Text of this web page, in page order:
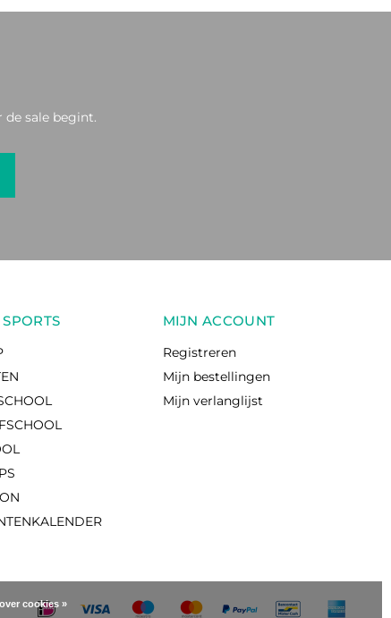
de sale begint.
MIJN ACCOUNT
Registreren
Mijn bestellingen
Mijn verlanglijst
cookies »